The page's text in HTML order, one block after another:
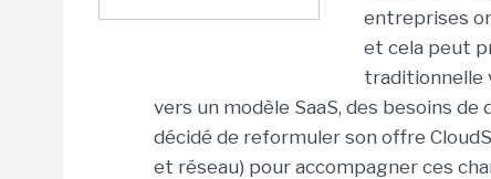
entreprises
et cela peut
traditionnelle
vers un modèle SaaS, des besoins
décidé de reformuler son offre
et réseau) pour accompagner ces